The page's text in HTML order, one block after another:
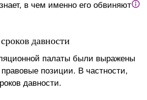
в чем именно его обвиняют
давности
палаты были выражены
позиции. В частности,
давности.